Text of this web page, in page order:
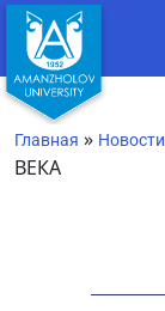
Главная » Новости
ВЕКА